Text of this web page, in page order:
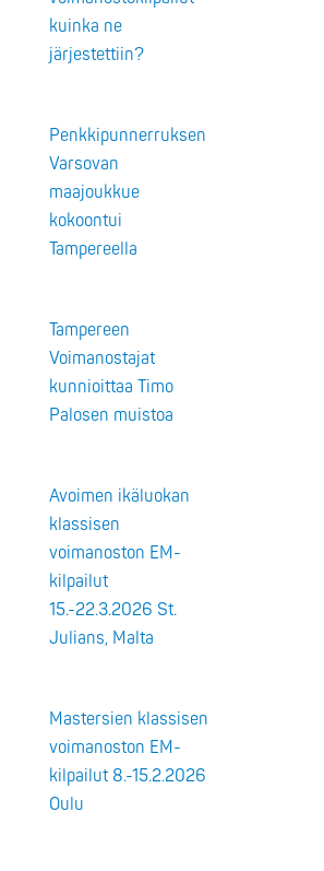
kuinka ne
järjestettiin?
Penkkipunnerruksen
Varsovan
maajoukkue
kokoontui
Tampereella
Tampereen
Voimanostajat
kunnioittaa Timo
Palosen muistoa
Avoimen ikäluokan
klassisen
voimanoston EM-
kilpailut
15.-22.3.2026 St.
Julians, Malta
Mastersien klassisen
voimanoston EM-
kilpailut 8.-15.2.2026
Oulu